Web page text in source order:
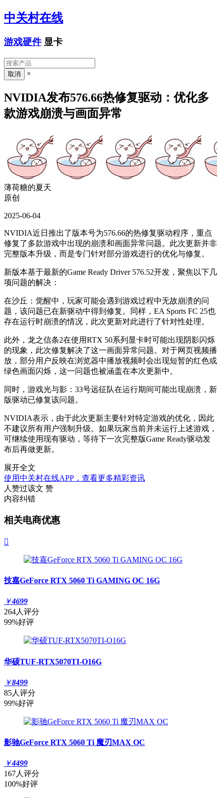
中关村在线
游戏硬件 显卡
×
NVIDIA发布576.66热修复驱动：优化多
款游戏崩溃与画面异常
薄荷糖的夏天
原创
2025-06-04
NVIDIA近日推出了版本号为576.66的热修复驱动程序，重点
修复了多款游戏中出现的崩溃和画面异常问题。此次更新并非
完整版本升级，而是专门针对部分游戏进行的优化与修复。
新版本基于最新的Game Ready Driver 576.52开发，聚焦以下几
项问题的解决：
在沙丘：觉醒中，玩家可能会遇到游戏过程中无故崩溃的问
题，该问题已在新驱动中得到修复。同样，EA Sports FC 25也
存在运行时崩溃的情况，此次更新对此进行了针对性处理。
此外，龙之信条2在使用RTX 50系列显卡时可能出现阴影闪烁
的现象，此次修复解决了这一画面异常问题。对于网页视频播
放，部分用户反映在浏览器中播放视频时会出现短暂的红色或
绿色画面闪烁，这一问题也被涵盖在本次更新中。
同时，游戏光与影：33号远征队在运行期间可能出现崩溃，新
版驱动已修复该问题。
NVIDIA表示，由于此次更新主要针对特定游戏的优化，因此
不建议所有用户强制升级。如果玩家当前并未运行上述游戏，
可继续使用现有驱动，等待下一次完整版Game Ready驱动发
布后再做更新。
展开全文
使用中关村在线APP，查看更多精彩资讯
人赞过该文 赞
内容纠错
相关电商优惠

技嘉GeForce RTX 5060 Ti GAMING OC 16G
￥4699
264人评分
99%好评
华硕TUF-RTX5070TI-O16G
￥8499
85人评分
99%好评
影驰GeForce RTX 5060 Ti 魔刃MAX OC
￥4499
167人评分
100%好评